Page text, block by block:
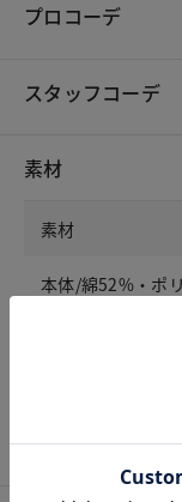
プロコーデ
スタッフコーデ
素材
素材
本体/綿52%・ポ